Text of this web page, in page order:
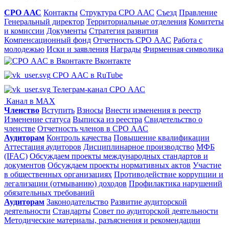
СРО ААС Контакты Структура СРО ААС Съезд Правление
Генеральный директор Территориальные отделения Комитеты
и комиссии Документы Стратегия развития
Компенсационный фонд Отчетность СРО ААС Работа с
молодежью Иски и заявления Награды Фирменная символика
Вконтакте
СРО ААС в RuTube
Телеграм-канал СРО ААС
Канал в MAX
Членство Вступить Взносы Внести изменения в реестр
Изменение статуса Выписка из реестра Свидетельство о
членстве Отчетность членов в СРО ААС
Аудиторам Контроль качества Повышение квалификации
Аттестация аудиторов Дисциплинарное производство МФБ
(IFAC) Обсуждаем проекты международных стандартов и
документов Обсуждаем проекты нормативных актов Участие
в общественных организациях Противодействие коррупции и
легализации (отмыванию) доходов Профилактика нарушений
обязательных требований
Аудиторам Законодательство Развитие аудиторской
деятельности Стандарты Совет по аудиторской деятельности
Методические материалы, разъяснения и рекомендации